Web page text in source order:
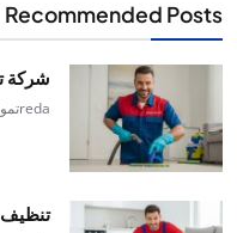
Recommended Posts
شركة
redaتموز 07,
تنظيف